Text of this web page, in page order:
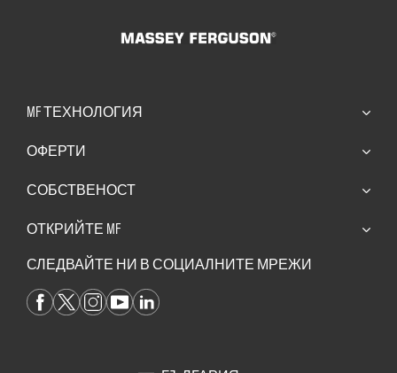
MF ТЕХНОЛОГИЯ
ОФЕРТИ
СОБСТВЕНОСТ
ОТКРИЙТЕ MF
СЛЕДВАЙТЕ НИ В СОЦИАЛНИТЕ МРЕЖИ